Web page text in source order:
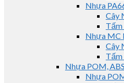
Nhựa
Cây
Tấm
Nhựa MC
Cây
Nhựa POM,
Nhựa